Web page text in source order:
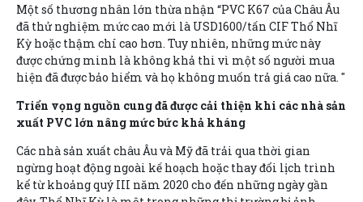
Một số thương nhân lớn thừa nhận “PVC K67 của Châu Âu
đã thử nghiệm mức cao mới là USD1600/tấn CIF Thổ Nhĩ
Kỳ hoặc thậm chí cao hơn. Tuy nhiên, những mức này
được chứng minh là không khả thi vì một số người mua
hiện đã được bảo hiểm và họ không muốn trả giá cao nữa. "
Triển vọng nguồn cung đã được cải thiện khi các nhà sản
xuất PVC lớn nâng mức bức khả kháng
Các nhà sản xuất châu Âu và Mỹ đã trải qua thời gian
ngừng hoạt động ngoài kế hoạch hoặc thay đổi lịch trình
kể từ khoảng quý III năm 2020 cho đến những ngày gần